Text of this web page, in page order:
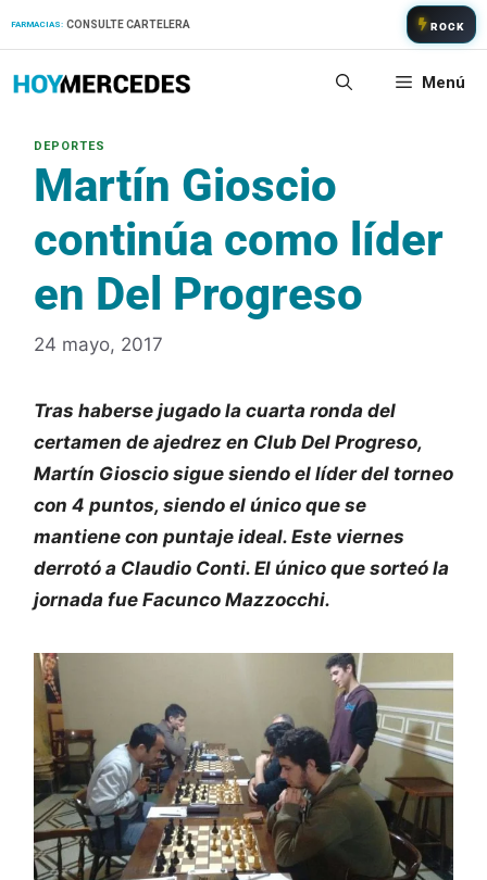
FARMACIAS: CONSULTE CARTELERA ROCK
Menú
Martín Gioscio
continúa como líder
en Del Progreso
24 mayo, 2017
Tras haberse jugado la cuarta ronda del
certamen de ajedrez en Club Del Progreso,
Martín Gioscio sigue siendo el líder del torneo
con 4 puntos, siendo el único que se
mantiene con puntaje ideal. Este viernes
derrotó a Claudio Conti. El único que sorteó la
jornada fue Facunco Mazzocchi.